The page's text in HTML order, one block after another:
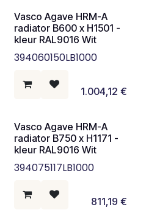
Vasco Agave HRM-A
radiator B600 x H1501 -
kleur RAL9016 Wit
394060150LB1000
1.004,12 €
Vasco Agave HRM-A
radiator B750 x H1171 -
kleur RAL9016 Wit
394075117LB1000
811,19 €